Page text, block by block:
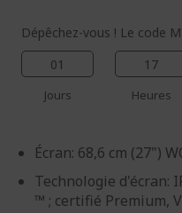
Dépêchez-vous ! Le code
01
Jours
17
Heures
Écran: 68,6 cm (27")
Technologie d'écran:
™ ; certifié Premium,